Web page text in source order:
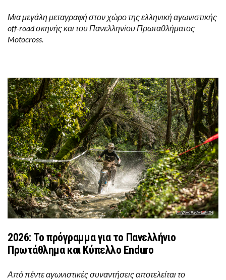
Μια μεγάλη μεταγραφή στον χώρο της ελληνική αγωνιστικής
off-road σκηνής και του Πανελληνίου Πρωταθλήματος
Motocross.
2026: Το πρόγραμμα για το Πανελλήνιο
Πρωτάθλημα και Κύπελλο Enduro
Από πέντε αγωνιστικές συναντήσεις αποτελείται το